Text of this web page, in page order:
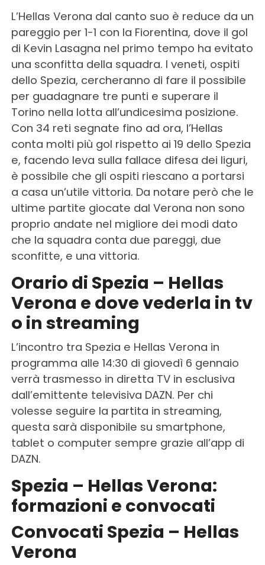
L’Hellas Verona dal canto suo è reduce da un
pareggio per 1-1 con la Fiorentina, dove il gol
di Kevin Lasagna nel primo tempo ha evitato
una sconfitta della squadra. I veneti, ospiti
dello Spezia, cercheranno di fare il possibile
per guadagnare tre punti e superare il
Torino nella lotta all’undicesima posizione.
Con 34 reti segnate fino ad ora, l’Hellas
conta molti più gol rispetto ai 19 dello Spezia
e, facendo leva sulla fallace difesa dei liguri,
è possibile che gli ospiti riescano a portarsi
a casa un’utile vittoria. Da notare però che le
ultime partite giocate dal Verona non sono
proprio andate nel migliore dei modi dato
che la squadra conta due pareggi, due
sconfitte, e una vittoria.
Orario di Spezia – Hellas
Verona e dove vederla in tv
o in streaming
L’incontro tra Spezia e Hellas Verona in
programma alle 14:30 di giovedì 6 gennaio
verrà trasmesso in diretta TV in esclusiva
dall’emittente televisiva DAZN. Per chi
volesse seguire la partita in streaming,
questa sarà disponibile su smartphone,
tablet o computer sempre grazie all’app di
DAZN.
Spezia – Hellas Verona:
formazioni e convocati
Convocati Spezia – Hellas
Verona